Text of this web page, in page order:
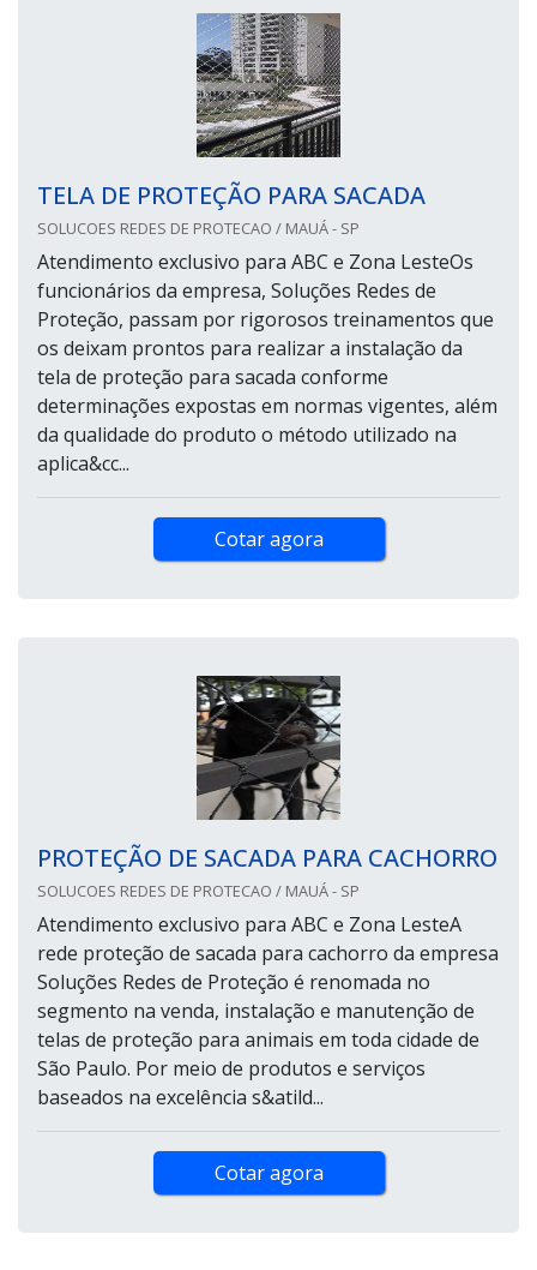
TELA DE PROTEÇÃO PARA SACADA
SOLUCOES REDES DE PROTECAO / MAUÁ - SP
Atendimento exclusivo para ABC e Zona LesteOs
funcionários da empresa, Soluções Redes de
Proteção, passam por rigorosos treinamentos que
os deixam prontos para realizar a instalação da
tela de proteção para sacada conforme
determinações expostas em normas vigentes, além
da qualidade do produto o método utilizado na
aplica&cc...
Cotar agora
PROTEÇÃO DE SACADA PARA CACHORRO
SOLUCOES REDES DE PROTECAO / MAUÁ - SP
Atendimento exclusivo para ABC e Zona LesteA
rede proteção de sacada para cachorro da empresa
Soluções Redes de Proteção é renomada no
segmento na venda, instalação e manutenção de
telas de proteção para animais em toda cidade de
São Paulo. Por meio de produtos e serviços
baseados na excelência s&atild...
Cotar agora